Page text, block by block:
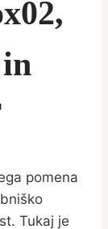
pomena
Tukaj je